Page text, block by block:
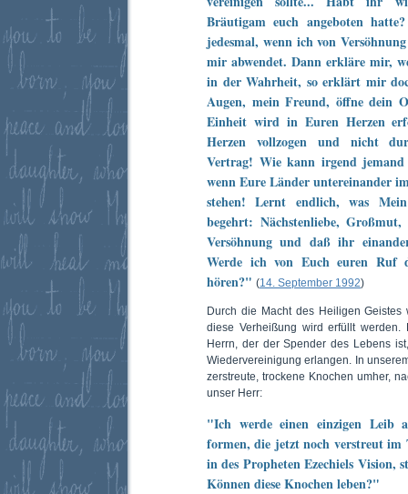
Bräutigam euch angeboten
jedesmal, wenn ich von
mir abwendet. Dann erkläre mir,
in der Wahrheit, so erklärt mir
Augen, mein Freund, öffne dein
Einheit wird in Euren Herzen
Herzen vollzogen und nicht
Vertrag! Wie kann irgend jemand
wenn Eure Länder untereinander
stehen! Lernt endlich, was
begehrt: Nächstenliebe,
Versöhnung und daß ihr
Werde ich von Euch euren Ruf
hören?" (14. September 1992)
Durch die Macht des Heiligen
diese Verheißung wird erfüllt
Herrn, der der Spender des Lebens
Wiedervereinigung erlangen. In
zerstreute, trockene Knochen umher,
unser Herr:
"Ich werde einen einzigen Leib
formen, die jetzt noch verstreut im
in des Propheten Ezechiels Vision,
Können diese Knochen leben?"